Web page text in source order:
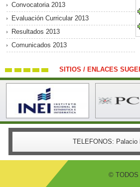
Convocatoria 2013
Evaluación Curricular 2013
Resultados 2013
Comunicados 2013
SITIOS / ENLACES
TELEFONOS: Palacio
© TODOS